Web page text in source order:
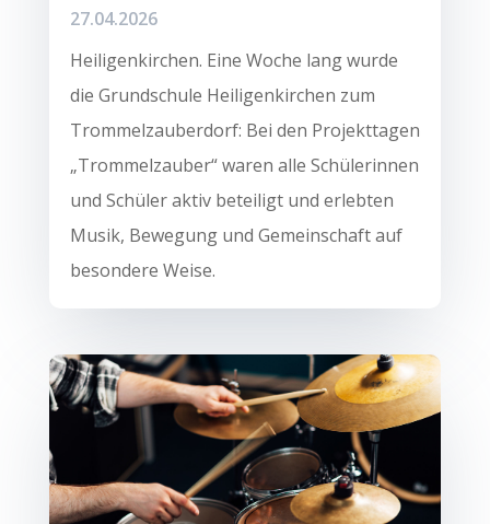
27.04.2026
Heiligenkirchen. Eine Woche lang wurde
die Grundschule Heiligenkirchen zum
Trommelzauberdorf: Bei den Projekttagen
„Trommelzauber“ waren alle Schülerinnen
und Schüler aktiv beteiligt und erlebten
Musik, Bewegung und Gemeinschaft auf
besondere Weise.